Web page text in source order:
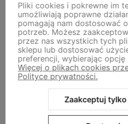
Storm - sklep
Adres sklepu internetowego:ul.
WrocławSiedziba firmy:ul. Jana
5840152571
Sklep internetowy Shoper Premium
Pliki cookies i pokrewne im
umożliwiają poprawne
pomagają nam dostosować
potrzeb. Możesz
przez nas wszystkich tych
sklepu lub dostosować
preferencji, wybierając
Więcej o plikach cookies
Polityce prywatności.
Zaakceptuj